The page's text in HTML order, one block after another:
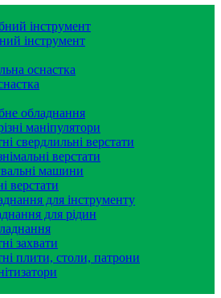
інструмент
інструмент
оснастка
обладнання
маніпулятори
свердлильні верстати
верстати
машини
верстати
для інструменту
для рідин
захвати
плити, столи, патрони